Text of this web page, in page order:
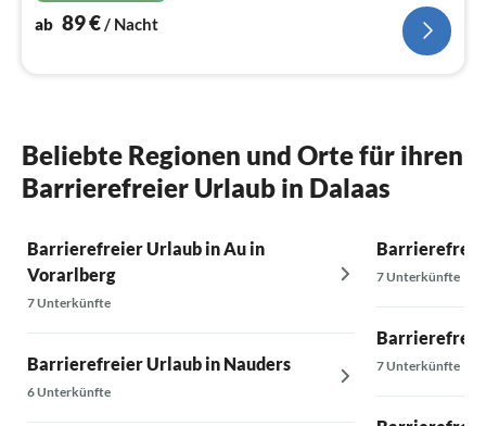
ab 89€ / Nacht
Beliebte Regionen und Orte für ihren
Barrierefreier Urlaub in Dalaas
Barrierefreier Urlaub in Au in
Vorarlberg
7 Unterkünfte
Barrierefreier Urlaub in Nauders
6 Unterkünfte
7 Unterkünfte
7 Unterkünfte